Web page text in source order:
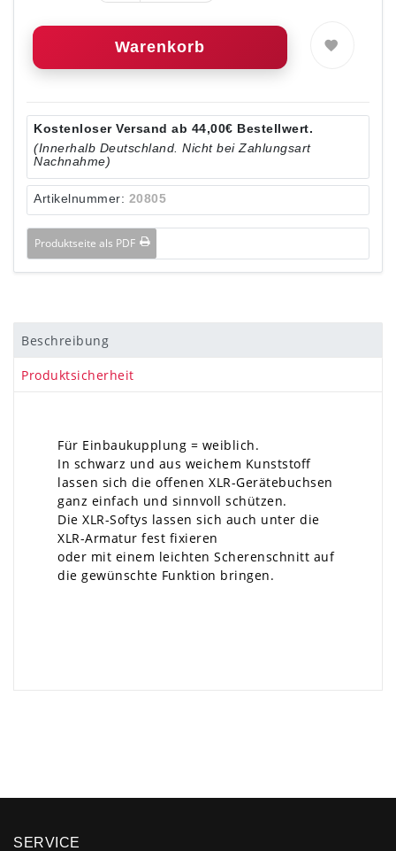
Warenkorb
Kostenloser Versand ab 44,00€ Bestellwert.
(Innerhalb Deutschland. Nicht bei Zahlungsart
Nachnahme)
Artikelnummer: 20805
Produktseite als PDF
Beschreibung
Produktsicherheit
Für Einbaukupplung = weiblich.
In schwarz und aus weichem Kunststoff
lassen sich die offenen XLR-Gerätebuchsen
ganz einfach und sinnvoll schützen.
Die XLR-Softys lassen sich auch unter die
XLR-Armatur fest fixieren
oder mit einem leichten Scherenschnitt auf
die gewünschte Funktion bringen.
SERVICE